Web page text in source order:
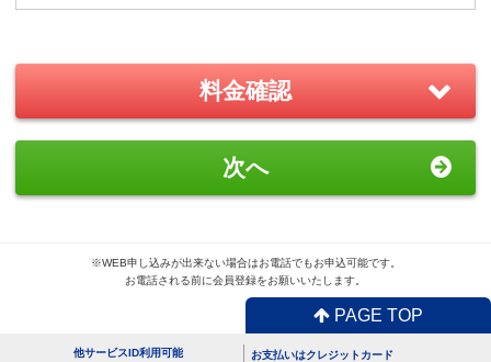
New!
ルセット
2,200円/日（税込）
GoPro(ゴープロ)HERO8 レンタ
ルセット
料金確認
次へ
※WEB申し込みが出来ない場合はお電話でもお申込可能です。
お電話される前に会員登録をお願いいたします。
PAGE TOP
他サービスID利用可能 お支払いはクレジットカード